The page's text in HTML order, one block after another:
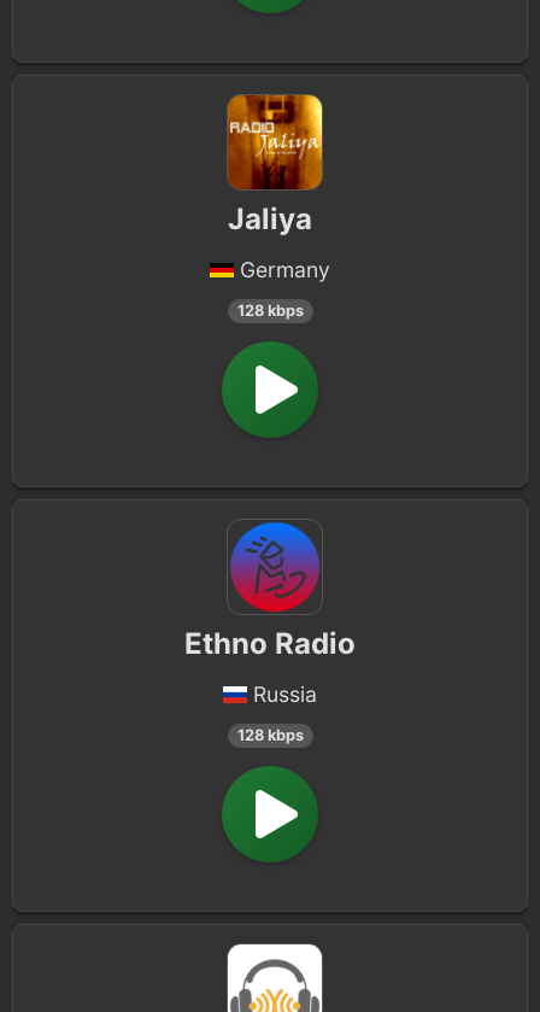
Jaliya
Germany
128 kbps
Ethno Radio
Russia
128 kbps